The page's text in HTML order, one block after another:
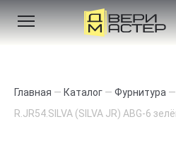
Главная — Каталог — Фурнитура —
R.JR54.SILVA (SILVA JR) ABG-6